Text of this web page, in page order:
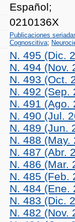
Español;
0210136X
Publicaciones
Cognoscitiva;
N. 495 (Dic.
N. 494 (Nov.
N. 493 (Oct.
N. 492 (Sep.
N. 491 (Ago.
N. 490 (Jul.
N. 489 (Jun.
N. 488 (May.
N. 487 (Abr.
N. 486 (Mar.
N. 485 (Feb.
N. 484 (Ene.
N. 483 (Dic.
N. 482 (Nov.